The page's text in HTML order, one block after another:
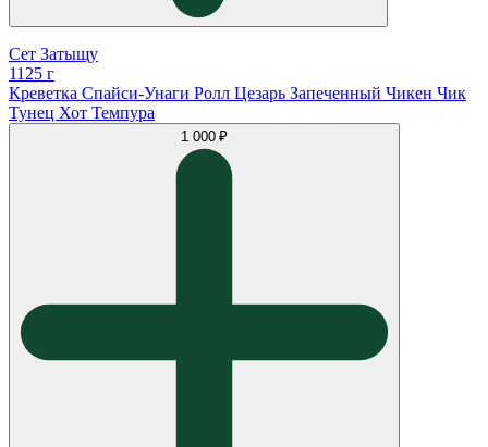
Сет Затыщу
1125 г
Креветка Спайси-Унаги Ролл Цезарь Запеченный Чикен Чик
Тунец Хот Темпура
1 000 ₽